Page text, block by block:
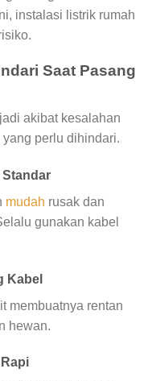
instalasi listrik rumah
Saat Pasang
akibat kesalahan
perlu dihindari.
Standar
mudah rusak dan
gunakan kabel
Kabel
membuatnya rentan
hewan.